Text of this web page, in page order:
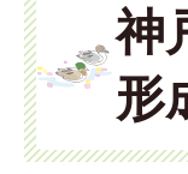
神
形